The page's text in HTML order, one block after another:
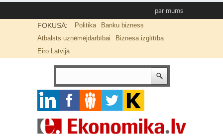
par mums
FOKUSĀ: Politika
Banku bizness
Atbalsts uzņēmējdarbībai
Biznesa izglītība
Eiro Latvijā